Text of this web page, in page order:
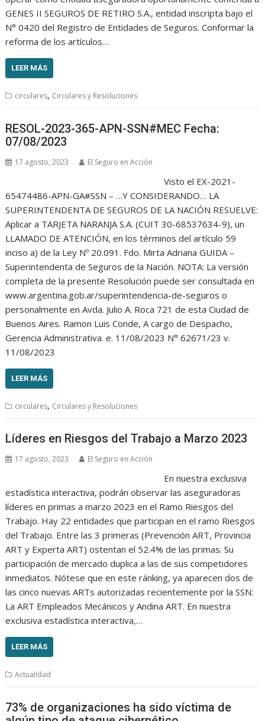
GENES II SEGUROS DE RETIRO S.A., entidad inscripta bajo el
N° 0420 del Registro de Entidades de Seguros. Conformar la
reforma de los artículos…
LEER MÁS
circulares, Circulares y Resoluciones
RESOL-2023-365-APN-SSN#MEC Fecha:
07/08/2023
17 agosto, 2023 El Seguro en Acción
Visto el EX-2021-
65474486-APN-GA#SSN – …Y CONSIDERANDO… LA
SUPERINTENDENTA DE SEGUROS DE LA NACIÓN RESUELVE:
Aplicar a TARJETA NARANJA S.A. (CUIT 30-68537634-9), un
LLAMADO DE ATENCIÓN, en los términos del artículo 59
inciso a) de la Ley Nº 20.091. Fdo. Mirta Adriana GUIDA –
Superintendenta de Seguros de la Nación. NOTA: La versión
completa de la presente Resolución puede ser consultada en
www.argentina.gob.ar/superintendencia-de-seguros o
personalmente en Avda. Julio A. Roca 721 de esta Ciudad de
Buenos Aires. Ramon Luis Conde, A cargo de Despacho,
Gerencia Administrativa. e. 11/08/2023 N° 62671/23 v.
11/08/2023
LEER MÁS
circulares, Circulares y Resoluciones
Líderes en Riesgos del Trabajo a Marzo 2023
17 agosto, 2023 El Seguro en Acción
En nuestra exclusiva
estadística interactiva, podrán observar las aseguradoras
líderes en primas a marzo 2023 en el Ramo Riesgos del
Trabajo. Hay 22 entidades que participan en el ramo Riesgos
del Trabajo. Entre las 3 primeras (Prevención ART, Provincia
ART y Experta ART) ostentan el 52.4% de las primas. Su
participación de mercado duplica a las de sus competidores
inmediatos. Nótese que en este ránking, ya aparecen dos de
las cinco nuevas ARTs autorizadas recientemente por la SSN:
La ART Empleados Mecánicos y Andina ART. En nuestra
exclusiva estadística interactiva,…
LEER MÁS
Actualidad
73% de organizaciones ha sido víctima de